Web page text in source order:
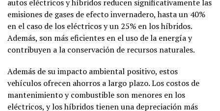
autos eléctricos y híbridos reducen significativamente las
emisiones de gases de efecto invernadero, hasta un 40%
en el caso de los eléctricos y un 25% en los híbridos.
Además, son más eficientes en el uso de la energía y
contribuyen a la conservación de recursos naturales.
Además de su impacto ambiental positivo, estos
vehículos ofrecen ahorros a largo plazo. Los costos de
mantenimiento y combustible son menores en los
eléctricos, y los híbridos tienen una depreciación más